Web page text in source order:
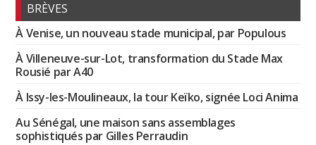
BRÈVES
À Venise, un nouveau stade municipal, par Populous
À Villeneuve-sur-Lot, transformation du Stade Max
Rousié par A40
À Issy-les-Moulineaux, la tour Keïko, signée Loci Anima
Au Sénégal, une maison sans assemblages
sophistiqués par Gilles Perraudin